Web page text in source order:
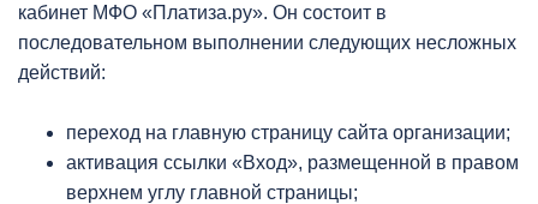
кабинет МФО «Платиза.ру». Он состоит в
последовательном выполнении следующих несложных
действий:
переход на главную страницу сайта организации;
активация ссылки «Вход», размещенной в правом
верхнем углу главной страницы;